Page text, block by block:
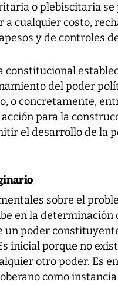
o plebiscitaria se
cualquier costo,
y de controles
constitucional
del poder
o concretamente,
para la
el desarrollo de la
sobre el
en la determinación
un poder
inicial porque no
otro poder. Es
como